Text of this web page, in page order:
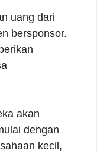
uang dari
bersponsor.
akan
dengan
kecil,